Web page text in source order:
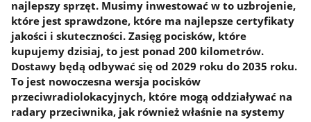
najlepszy sprzęt. Musimy inwestować w to uzbrojenie,
które jest sprawdzone, które ma najlepsze certyfikaty
jakości i skuteczności. Zasięg pocisków, które
kupujemy dzisiaj, to jest ponad 200 kilometrów.
Dostawy będą odbywać się od 2029 roku do 2035 roku.
To jest nowoczesna wersja pocisków
przeciwradiolokacyjnych, które mogą oddziaływać na
radary przeciwnika, jak również właśnie na systemy